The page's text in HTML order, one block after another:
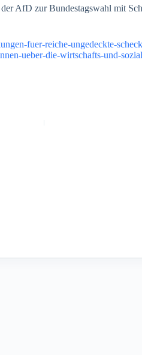
AfD zur Bundestagswahl mit
fuer-reiche-ungedeckte-
ueber-die-wirtschafts-und-